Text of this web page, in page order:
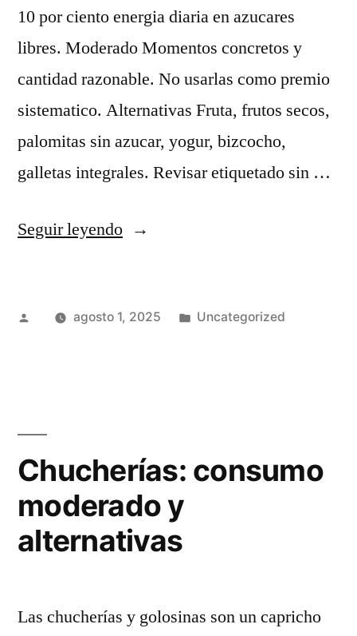
10 por ciento energia diaria en azucares
libres. Moderado Momentos concretos y
cantidad razonable. No usarlas como premio
sistematico. Alternativas Fruta, frutos secos,
palomitas sin azucar, yogur, bizcocho,
galletas integrales. Revisar etiquetado sin …
Seguir leyendo«Consumo
chucherías
Publicadoagosto 1, 2025
Publicado
Uncategorized
Chucherías: consumo
moderado y
alternativas
Las chucherías y golosinas son un capricho